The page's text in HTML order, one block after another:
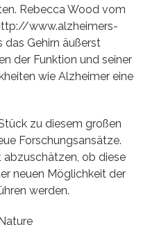
Rebecca Wood vom
www.alzheimers-
das Gehirn äußerst
der Funktion und seiner
wie Alzheimer eine
zu diesem großen
Forschungsansätze.
ob diese
neuen Möglichkeit der
werden.